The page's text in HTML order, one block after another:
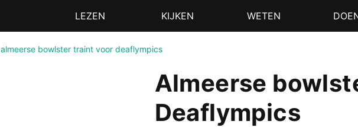
MenuLEZEN KIJKEN WETEN
almeerse bowlster traint voor deaflympics
Almeerse
Deaflympics